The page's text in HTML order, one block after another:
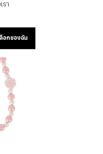
รา
อกของฉัน